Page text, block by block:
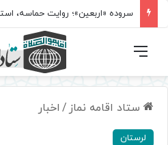
فهرست
ستاد اقامه نماز / اخبار
لرستان